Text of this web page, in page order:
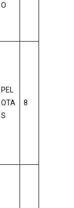
O
PEL
OTA
S
8